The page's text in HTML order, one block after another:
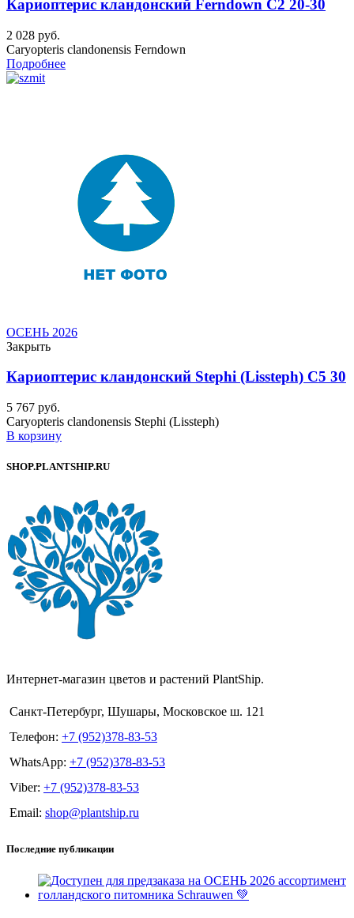
Кариоптерис кландонский Ferndown C2 20-30
2 028 руб.
Caryopteris clandonensis Ferndown
Подробнее
ОСЕНЬ 2026
Закрыть
Кариоптерис кландонский Stephi (Lissteph) C5 30
5 767 руб.
Caryopteris clandonensis Stephi (Lissteph)
В корзину
SHOP.PLANTSHIP.RU
Интернет-магазин цветов и растений PlantShip.
Санкт-Петербург, Шушары, Московское ш. 121
Телефон: +7 (952)378-83-53
WhatsApp: +7 (952)378-83-53
Viber: +7 (952)378-83-53
Email: shop@plantship.ru
Последние публикации